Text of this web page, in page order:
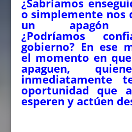
¿Sabríamos
o simplemente nos
un apagón
¿Podríamos
gobierno? En ese
el momento en
apaguen,
inmediatamente
oportunidad que
esperen y actúen